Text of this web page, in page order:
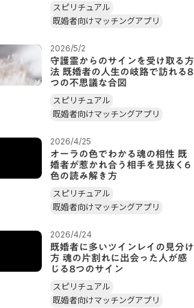
スピリチュアル
既婚者向けマッチングアプリ
2026/5/2
守護霊からのサインを受け取る方
法 既婚者の人生の岐路で訪れる8
つの不思議な合図
スピリチュアル
既婚者向けマッチングアプリ
2026/4/25
オーラの色でわかる魂の相性 既
婚者が惹かれ合う相手を見抜く6
色の読み解き方
スピリチュアル
既婚者向けマッチングアプリ
2026/4/24
既婚者に多いツインレイの見分け
方 魂の片割れに出会った人が感
じる8つのサイン
スピリチュアル
既婚者向けマッチングアプリ